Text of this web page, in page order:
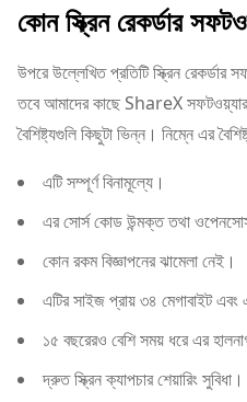
কোন স্ক্রিন রেকর্ডার
উপরে উল্লেখিত প্রতিটি স্ক্রিন রেকর্ডার
তবে আমাদের কাছে ShareX
বৈশিষ্ট্যগুলি কিছুটা ভিন্ন। নিম্নে এর
এটি সম্পূর্ণ বিনামূল্যে।
এর সোর্স কোড উন্মক্ত তথা
কোন রকম বিজ্ঞাপনের ঝামেলা নেই।
এটির সাইজ প্রায় ৩৪ মেগাবাইট এবং
১৫ বছরেরও বেশি সময় ধরে এর
দ্রুত স্ক্রিন ক্যাপচার শেয়ারিং সুবিধা।